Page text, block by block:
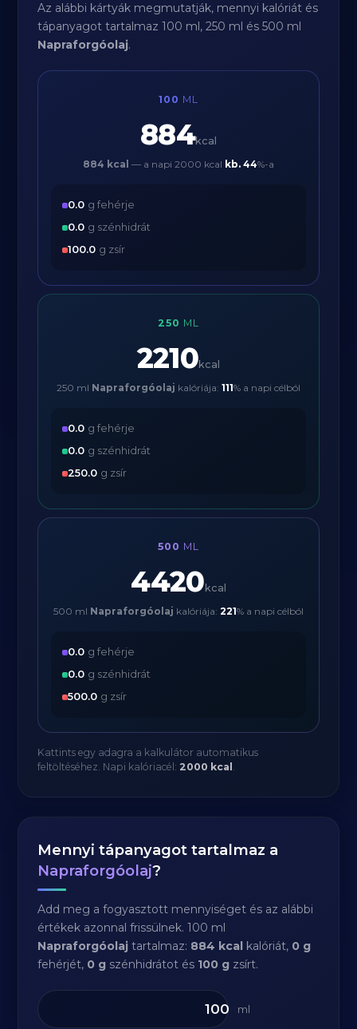
Az alábbi kártyák megmutatják, mennyi kalóriát és
tápanyagot tartalmaz 100 ml, 250 ml és 500 ml
Napraforgóolaj.
100 ML
884kcal
884 kcal — a napi 2000 kcal kb. 44%-a
0.0 g fehérje
0.0 g szénhidrát
100.0 g zsír
250 ML
2210kcal
250 ml Napraforgóolaj kalóriája: 111% a napi célból
0.0 g fehérje
0.0 g szénhidrát
250.0 g zsír
500 ML
4420 kcal
500 ml Napraforgóolaj kalóriája: 221% a napi célból
0.0 g fehérje
0.0 g szénhidrát
500.0 g zsír
Kattints egy adagra a kalkulátor automatikus
feltöltéséhez. Napi kalóriacél: 2000 kcal .
Mennyi tápanyagot tartalmaz a
Napraforgóolaj?
Add meg a fogyasztott mennyiséget és az alábbi
értékek azonnal frissülnek. 100 ml
Napraforgóolaj tartalmaz: 884 kcal kalóriát, 0 g
fehérjét, 0 g szénhidrátot és 100 g zsírt.
ml